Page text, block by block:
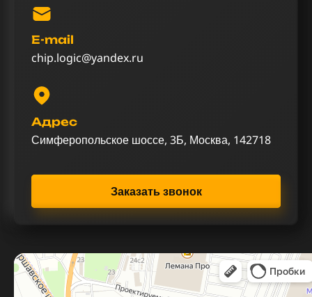
E-mail
chip.logic@yandex.ru
Адрес
Симферопольское шоссе, 3Б, Москва, 142718
Заказать звонок